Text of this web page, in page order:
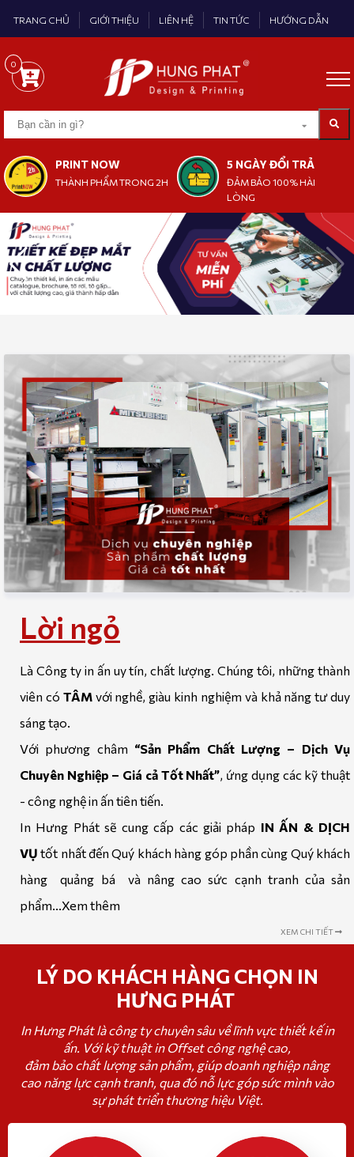
TRANG CHỦ GIỚI THIỆU LIÊN HỆ TIN TỨC HƯỚNG DẪN
0
PRINT NOW
THÀNH PHẨM TRONG 2H
5 NGÀY ĐỔI TRẢ
ĐẢM BẢO 100% HÀI
LÒNG
Lời ngỏ
Là Công ty in ấn uy tín, chất lượng. Chúng tôi, những thành
viên có TÂMvới nghề, giàu kinh nghiệm và khả năng tư duy
sáng tạo.
Với phương châm “Sản Phẩm Chất Lượng – Dịch Vụ
Chuyên Nghiệp – Giá cả Tốt Nhất”, ứng dụng các kỹ thuật
- công nghệ in ấn tiên tiến.
In Hưng Phát sẽ cung cấp các giải pháp IN ẤN & DỊCH
VỤ tốt nhất đến Quý khách hàng góp phần cùng Quý khách
hàng quảng bá và nâng cao sức cạnh tranh của sản
phẩm...Xem thêm
XEM CHI TIẾT
LÝ DO KHÁCH HÀNG CHỌN IN
HƯNG PHÁT
In Hưng Phát là công ty chuyên sâu về lĩnh vực thiết kế in
ấn. Với kỹ thuật in Offset công nghệ cao,
đảm bảo chất lượng sản phẩm, giúp doanh nghiệp nâng
cao năng lực cạnh tranh, qua đó nỗ lực góp sức mình vào
sự phát triển thương hiệu Việt.